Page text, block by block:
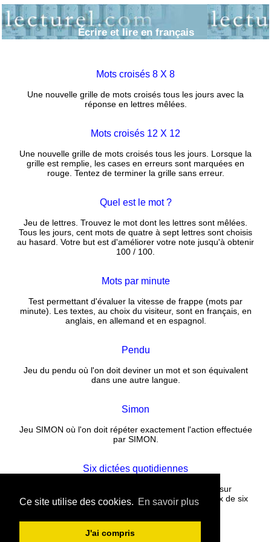
Ce site utilise des cookies. En savoir plus
J'ai compris
Écrire et lire en français
Mots croisés 8 X 8
Une nouvelle grille de mots croisés tous les jours avec la
réponse en lettres mêlées.
Mots croisés 12 X 12
Une nouvelle grille de mots croisés tous les jours. Lorsque la
grille est remplie, les cases en erreurs sont marquées en
rouge. Tentez de terminer la grille sans erreur.
Quel est le mot ?
Jeu de lettres. Trouvez le mot dont les lettres sont mêlées.
Tous les jours, cent mots de quatre à sept lettres sont choisis
au hasard. Votre but est d'améliorer votre note jusqu'à obtenir
100 / 100.
Mots par minute
Test permettant d'évaluer la vitesse de frappe (mots par
minute). Les textes, au choix du visiteur, sont en français, en
anglais, en allemand et en espagnol.
Pendu
Jeu du pendu où l'on doit deviner un mot et son équivalent
dans une autre langue.
Simon
Jeu SIMON où l'on doit répéter exactement l'action effectuée
par SIMON.
Six dictées quotidiennes
Corrigez un texte rempli de fautes puis cliquez sur
CORRECTION. La correction est instantanée. Choix de six
nouvelles dictées tous les jours.
Contact